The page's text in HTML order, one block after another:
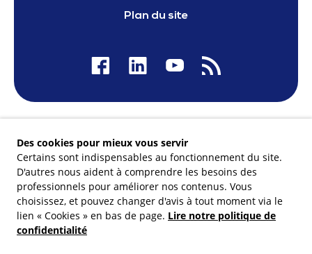
Plan du site
Membre du
Des cookies pour mieux vous servir
Certains sont indispensables au fonctionnement du site.
D'autres nous aident à comprendre les besoins des
professionnels pour améliorer nos contenus. Vous
choisissez, et pouvez changer d'avis à tout moment via le
lien « Cookies » en bas de page. Lire notre politique de
confidentialité